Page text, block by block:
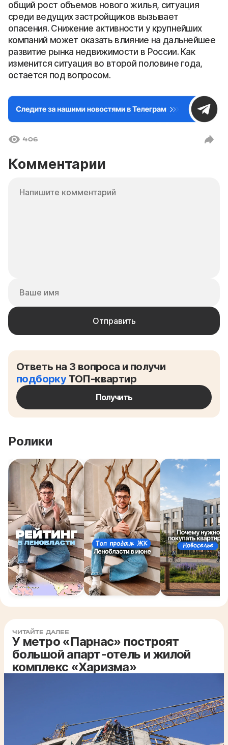
общий рост объемов нового жилья, ситуация
среди ведущих застройщиков вызывает
опасения. Снижение активности у крупнейших
компаний может оказать влияние на дальнейшее
развитие рынка недвижимости в России. Как
изменится ситуация во второй половине года,
остается под вопросом.
406
Комментарии
Ответь на 3 вопроса и получи
подборкуТОП-квартир
Получить
Ролики
ЧИТАЙТЕ ДАЛЕЕ
У метро «Парнас» построят
большой апарт-отель и жилой
комплекс «Харизма»